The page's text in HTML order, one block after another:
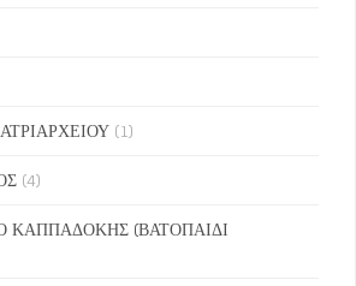
(1)
(4)
ΚΑΠΠΑΔΟΚΗΣ (ΒΑΤΟΠΑΙΔΙ